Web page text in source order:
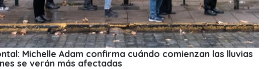
Michelle Adam confirma cuándo comienzan las lluvias
se verán más afectadas